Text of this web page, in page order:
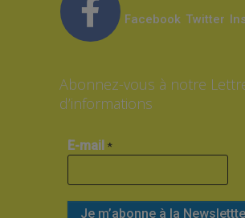
Facebook Twitter
Abonnez-vous à notre
d’informations
E-mail *